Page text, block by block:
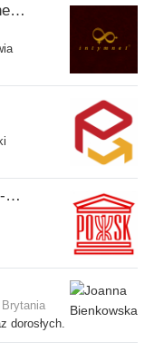
Polskie Centrum Zdrowia Seksualnego
POSK - Polski Ośrodek Społeczno-Kulturalny
dorosłych.